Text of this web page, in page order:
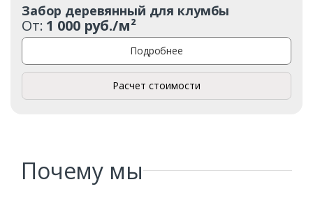
Забор деревянный для клумбы
От: 1 000 руб./м²
Подробнее
Расчет стоимости
Почему мы